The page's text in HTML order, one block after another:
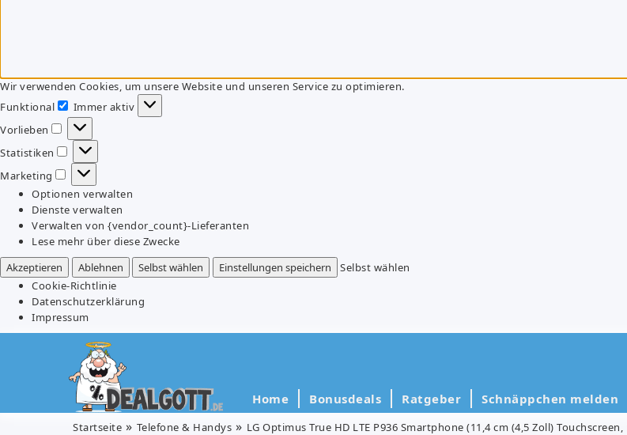
Wir verwenden Cookies, um unsere Website und unseren Service zu optimieren.
Funktional
Funktional
Immer aktiv
Vorlieben
Vorlieben
Statistiken
Statistiken
Marketing
Marketing
Optionen verwalten
Dienste verwalten
Verwalten von {vendor_count}-Lieferanten
Lese mehr über diese Zwecke
Akzeptieren
Ablehnen Selbst wählen Einstellungen speichern
Selbst wählen
Cookie-Richtlinie
Datenschutzerklärung
Impressum
Home Bonusdeals Ratgeber Schnäppchen melden
Startseite Telefone & Handys LG Optimus True HD LTE P936 Smartphone (11,4 cm (4,5 Zoll) Touchscreen,